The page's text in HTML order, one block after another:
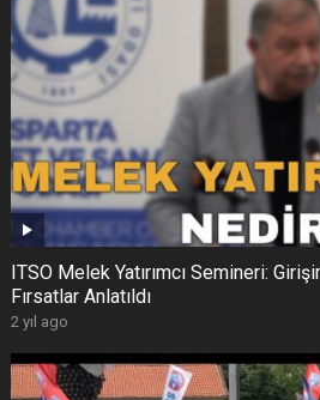
ITSO Melek Yatırımcı Semineri:
Fırsatlar Anlatıldı
2 yıl ago